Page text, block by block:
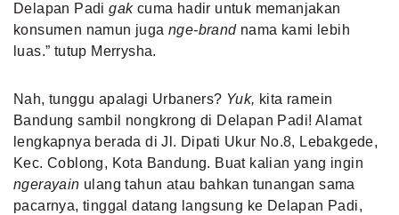
Delapan Padigakcuma hadir untuk memanjakan
konsumen namun juga nge-brandnama kami lebih
luas.” tutup Merrysha.
Nah, tunggu apalagi Urbaners? Yuk, kita ramein
Bandung sambil nongkrong di Delapan Padi! Alamat
lengkapnya berada di Jl. Dipati Ukur No.8, Lebakgede,
Kec. Coblong, Kota Bandung. Buat kalian yang ingin
ngerayain ulang tahun atau bahkan tunangan sama
pacarnya, tinggal datang langsung ke Delapan Padi,